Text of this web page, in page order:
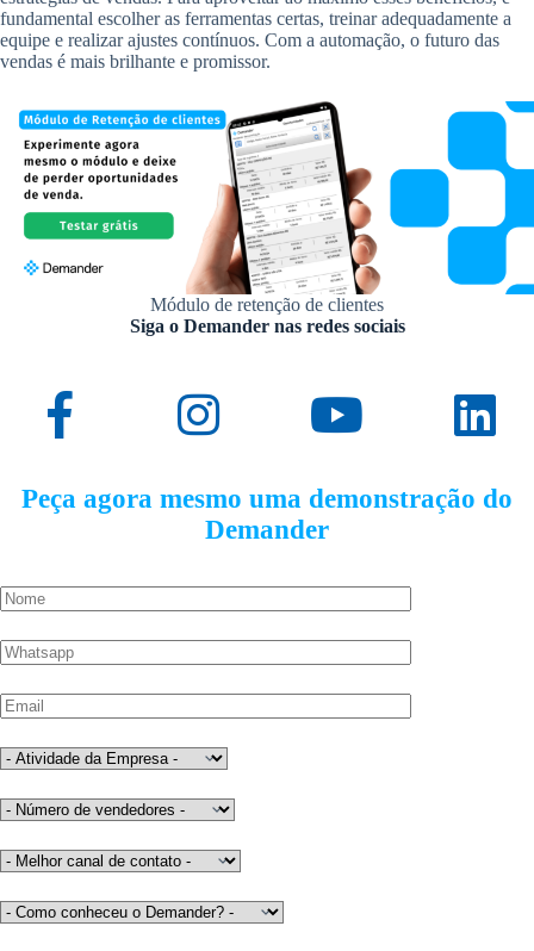
fundamental escolher as ferramentas certas, treinar adequadamente a
equipe e realizar ajustes contínuos. Com a automação, o futuro das
vendas é mais brilhante e promissor.
Módulo de retenção de clientes
Siga o Demander nas redes sociais
Peça agora mesmo uma demonstração do
Demander